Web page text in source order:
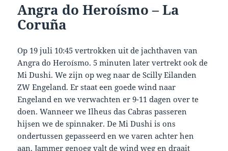
Angra do Heroísmo – La
Coruña
Op 19 juli 10:45 vertrokken uit de jachthaven van
Angra do Heroísmo. 5 minuten later vertrekt ook de
Mi Dushi. We zijn op weg naar de Scilly Eilanden
ZW Engeland. Er staat een goede wind naar
Engeland en we verwachten er 9-11 dagen over te
doen. Wanneer we Ilheus das Cabras passeren
hijsen we de spinnaker. De Mi Dushi is ons
ondertussen gepasseerd en we varen achter hen
aan. Jammer genoeg valt de wind weg en draait